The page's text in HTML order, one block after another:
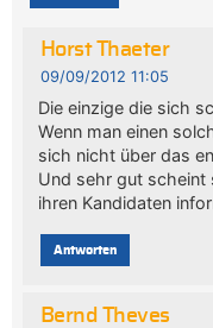
Horst Thaeter
09/09/2012 11:05
Die einzige die sich
Wenn man einen
sich nicht über das
Und sehr gut scheint
ihren Kandidaten
Antworten
Bernd Theves